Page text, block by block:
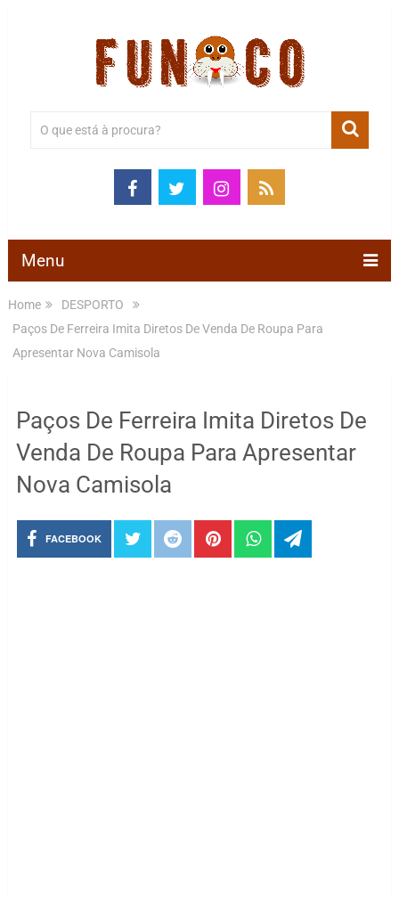
Menu
Home
DESPORTO
Paços De Ferreira Imita Diretos De Venda De Roupa Para
Apresentar Nova Camisola
Paços De Ferreira Imita Diretos De
Venda De Roupa Para Apresentar
Nova Camisola
FACEBOOK